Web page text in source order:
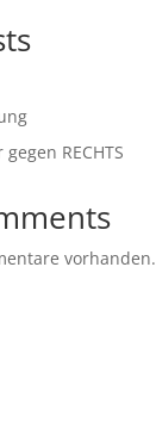
RECHTS
vorhanden.